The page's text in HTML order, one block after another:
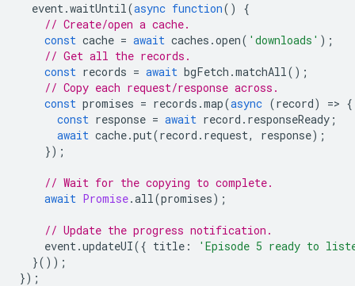
event.waitUntil(async function()
{
// Create/open a cache.
const cache = await caches .open( 'downloads' );
// Get all the records.
const records = await bgFetch .matchAll();
// Copy each request/response across.
const promises = records .map(async (record) => {
const response = await record . responseReady ;
await cache.put(record . request, response);
});
// Wait for the copying to complete.
await Promise.all(promises);
// Update the progress notification.
event.updateUI({ title :
'Episode 5 ready to
}());
});